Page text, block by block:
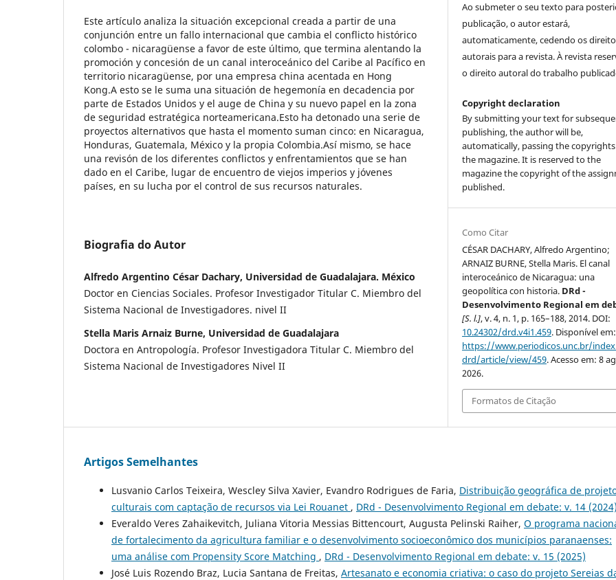
Este artículo analiza la situación excepcional creada a partir de una
conjunción entre un fallo internacional que cambia el conflicto histórico
colombo - nicaragüense a favor de este último, que termina alentando la
promoción y concesión de un canal interoceánico del Caribe al Pacífico en
territorio nicaragüense, por una empresa china acentada en Hong
Kong.A esto se le suma una situación de hegemonía en decadencia por
parte de Estados Unidos y el auge de China y su nuevo papel en la zona
de seguridad estratégica norteamericana.Esto ha detonado una serie de
proyectos alternativos que hasta el momento suman cinco: en Nicaragua,
Honduras, Guatemala, México y la propia Colombia.Así mismo, se hace
una revisón de los diferentes conflictos y enfrentamientos que se han
dado en el Caribe, lugar de encuentro de viejos imperios y jóvenes
países, en su lucha por el control de sus recursos naturales.
Biografia do Autor
Alfredo Argentino César Dachary, Universidad de Guadalajara. México
Doctor en Ciencias Sociales. Profesor Investigador Titular C. Miembro del
Sistema Nacional de Investigadores. nivel II
Stella Maris Arnaiz Burne, Universidad de Guadalajara
Doctora en Antropología. Profesor Investigadora Titular C. Miembro del
Sistema Nacional de Investigadores Nivel II
Ao submeter o seu texto para
publicação, o autor estará,
automaticamente, cedendo os
autorais para a revista. À revista
o direito autoral do trabalho
Copyright declaration
By submitting your text for
publishing, the author will be,
automatically, passing the
the magazine. It is reserved to the
magazine the copyright of the
published.
Como Citar
CÉSAR DACHARY, Alfredo Argentino;
ARNAIZ BURNE, Stella Maris. El canal
interoceánico de Nicaragua: una
geopolítica con historia. DRd -
Desenvolvimento Regional em
[S. l.], v. 4, n. 1, p. 165–188, 2014. DOI:
10.24302/drd.v4i1.459. Disponível em:
https://www.periodicos.unc.br/
drd/article/view/459. Acesso em: 8
2026.
Formatos de Citação
Artigos Semelhantes
Lusvanio Carlos Teixeira, Wescley Silva Xavier, Evandro Rodrigues de Faria, Distribuição geográfica de
culturais com captação de recursos via Lei Rouanet , DRd - Desenvolvimento Regional em debate: v. 14 (2024)
Everaldo Veres Zahaikevitch, Juliana Vitoria Messias Bittencourt, Augusta Pelinski Raiher, O programa
de fortalecimento da agricultura familiar e o desenvolvimento socioeconômico dos municípios paranaenses:
uma análise com Propensity Score Matching , DRd - Desenvolvimento Regional em debate: v. 15 (2025)
José Luis Rozendo Braz, Lucia Santana de Freitas, Artesanato e economia criativa: o caso do projeto Sereias